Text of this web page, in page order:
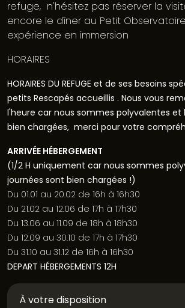
refuge, n'hésitez pas réserver la
encore le dîner au Petit
expérience en immersion
HORAIRES
HORAIRES DU REFUGE et de ses besoins
petits Rescapés accueillis . Nous vous
l'heure car nous sommes polyvalentes et
bien chargées, merci pour votre
ARRIVÉE HÉBERGEMENT
(1/2 H uniquement car nous sommes
journées sont bien chargées !)
Du 01.01 au 20.02 de 16h à 16h30
Du 21.02 au 12.06 de 17h à 17h30
Du 13.06 au 11.09 de 18h à 18h30
Du 12.09 au 30.10 de 17h à 17h30
Du 31.10 au 31.12 de 16h à 16h30
DEPART HÉBERGEMENTS 12H
À votre disposition